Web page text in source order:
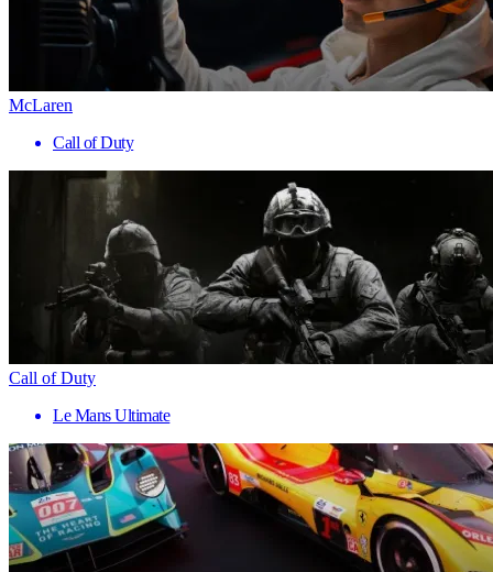
McLaren
Call of Duty
Call of Duty
Le Mans Ultimate